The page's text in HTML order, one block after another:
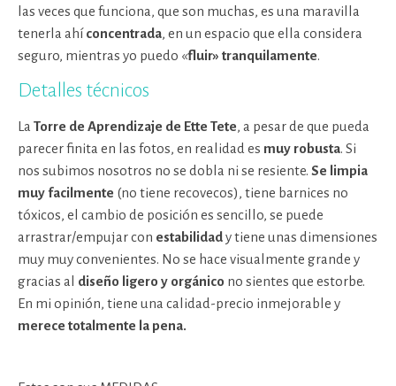
las veces que funciona, que son muchas, es una maravilla
tenerla ahíconcentrada, en un espacio que ella considera
seguro, mientras yo puedo «fluir» tranquilamente.
Detalles técnicos
La Torre de Aprendizaje de Ette Tete, a pesar de que pueda
parecer finita en las fotos, en realidad es muy robusta. Si
nos subimos nosotros no se dobla ni se resiente. Se limpia
muy facilmente (no tiene recovecos), tiene barnices no
tóxicos, el cambio de posición es sencillo, se puede
arrastrar/empujar con estabilidady tiene unas dimensiones
muy muy convenientes. No se hace visualmente grande y
gracias al diseño ligero y orgánico no sientes que estorbe.
En mi opinión, tiene una calidad-precio inmejorable y
merece totalmente la pena.